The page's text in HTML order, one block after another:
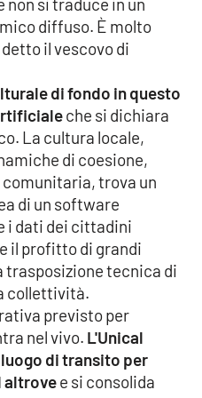
diffuso. È molto
il vescovo di
di fondo in questo
che si dichiara
La cultura locale,
di coesione,
trova un
di un software
i dati dei cittadini
il profitto di grandi
trasposizione tecnica di
collettività.
previsto per
nel vivo. L'Unical
di transito per
altrovee si consolida